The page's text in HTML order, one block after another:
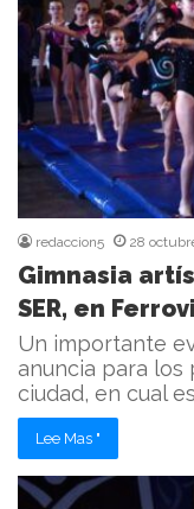
redaccion5 28
Gimnasia
SER, en
Un importante
anuncia para los
ciudad, en cual
Lee Mas "